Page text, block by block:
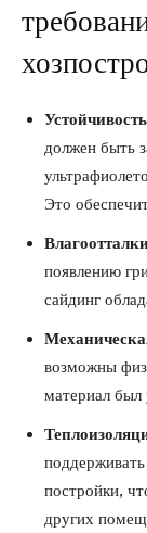
должен быть
Это
появлению
сайдинг
возможны
материал был
постройки,
других